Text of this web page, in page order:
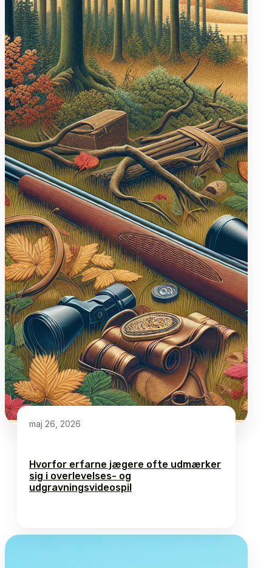
maj 26, 2026
Hvorfor erfarne jægere ofte udmærker
sig i overlevelses- og
udgravningsvideospil